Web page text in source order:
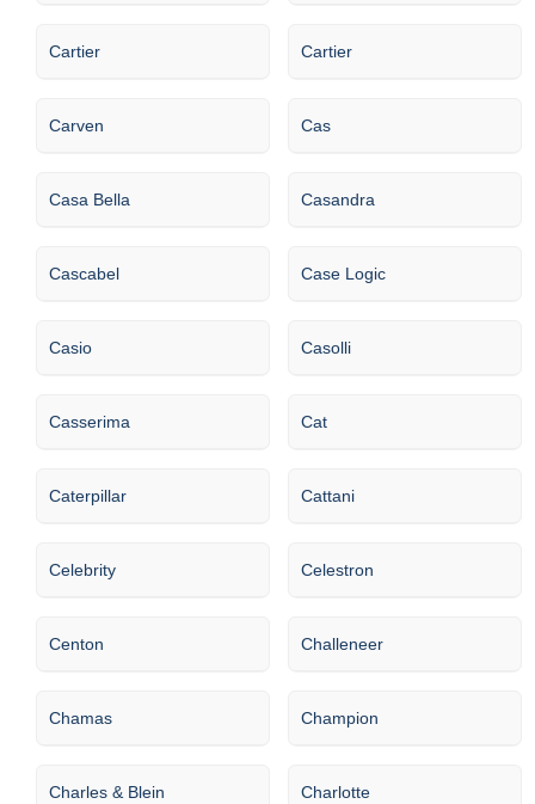
Cartier Cartier
Carven Cas
Casa Bella Casandra
Cascabel Case Logic
Casio Casolli
Casserima Cat
Caterpillar Cattani
Celebrity Celestron
Centon Challeneer
Chamas Champion
Charles & Blein Charlotte